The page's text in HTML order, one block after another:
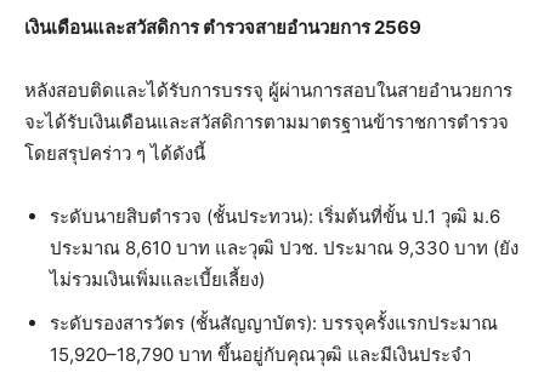
เงินเดือนและสวัสดิการ ตำรวจสายอำนวยการ 2569
หลังสอบติดและได้รับการบรรจุ ผู้ผ่านการสอบในสายอำนวยการ
จะได้รับเงินเดือนและสวัสดิการตามมาตรฐานข้าราชการตำรวจ
โดยสรุปคร่าว ๆ ได้ดังนี้
ระดับนายสิบตำรวจ (ชั้นประทวน): เริ่มต้นที่ขั้น ป.1 วุฒิ ม.6
ประมาณ 8,610 บาท และวุฒิ ปวช. ประมาณ 9,330 บาท (ยัง
ไม่รวมเงินเพิ่มและเบี้ยเลี้ยง)
ระดับรองสารวัตร (ชั้นสัญญาบัตร): บรรจุครั้งแรกประมาณ
15,920–18,790 บาท ขึ้นอยู่กับคุณวุฒิ และมีเงินประจำ